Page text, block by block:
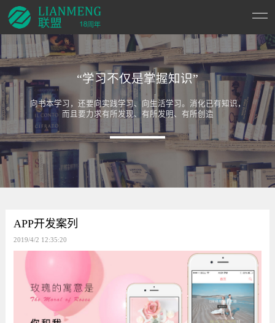
“学习不仅是掌握知识”
向书本学习，还要向实践学习、向生活学习。消化已有知识，
而且要力求有所发现、有所发明、有所创造
APP开发案列
2019/4/2 12:35:20